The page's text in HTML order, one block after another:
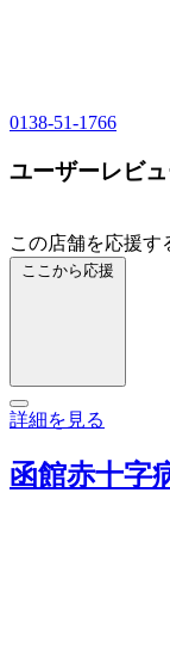
0138-51-1766
ユーザーレビ
この店舗を応援す
ここから応援
詳細を見る
函館赤十字